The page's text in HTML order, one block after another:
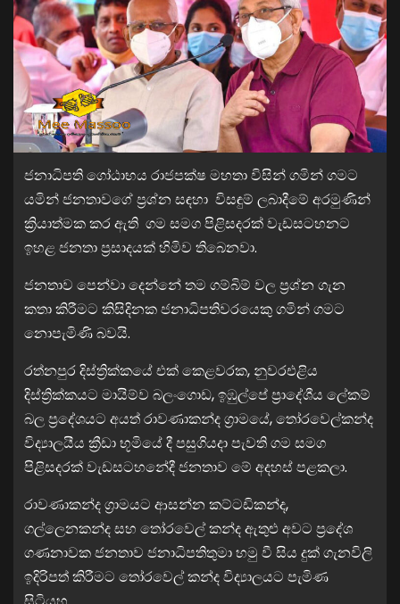
ජනාධිපති ගෝඨාභය රාජපක්ෂ මහතා විසින් ගමින් ගමට
යමින් ජනතාවගේ ප්‍රශ්න සඳහා විසඳුම් ලබාදීමේ අරමුණින්
ක්‍රියාත්මක කර ඇති ගම සමග පිළිසදරක් වැඩසටහනට
ඉහළ ජනතා ප්‍රසාදයක් හිමිව තිබෙනවා.
ජනතාව පෙන්වා දෙන්නේ තම ගම්බිම් වල ප්‍රශ්න ගැන
කතා කිරීමට කිසිදිනක ජනාධිපතිවරයෙකු ගමින් ගමට
නොපැමිණි බවයි.
රත්නපුර දිස්ත්‍රික්කයේ එක් කෙළවරක, නුවරඑළිය
දිස්ත්‍රික්කයට මායිම්ව බලංගොඩ, ඉඹුල්පේ ප්‍රාදේශීය ලේකම්
බල ප්‍රදේශයට අයත් රාවණාකන්ද ග්‍රාමයේ, තෝරවෙල්කන්ද
විද්‍යාලයීය ක්‍රීඩා භූමියේ දී පසුගියදා පැවති ගම සමග
පිළිසදරක් වැඩසටහනේදී ජනතාව මේ අදහස් පළකලා.
රාවණාකන්ද ග්‍රාමයට ආසන්න කට්ටඩිකන්ද,
ගල්ලෙනකන්ද සහ තෝරවෙල් කන්ද ඇතුළු අවට ප්‍රදේශ
ගණනාවක ජනතාව ජනාධිපතිතුමා හමු වී සිය දුක් ගැනවිලි
ඉදිරිපත් කිරීමට තෝරවෙල් කන්ද විද්‍යාලයට පැමිණ